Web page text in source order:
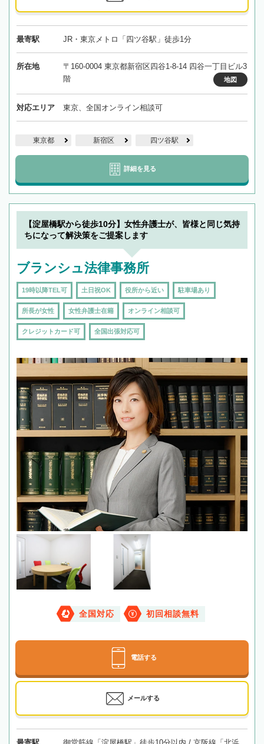
最寄駅 JR・東京メトロ「四ツ谷駅」徒歩1分
所在地
〒160-0004 東京都新宿区四谷1-8-14 四谷一丁目ビル3
階
地図
対応エリア 東京、全国オンライン相談可
東京都 新宿区 四ツ谷駅
詳細を見る
【淀屋橋駅から徒歩10分】女性弁護士が、皆様と同じ気持
ちになって解決策をご提案します
ブランシュ法律事務所
19時以降TEL可 土日祝OK 役所から近い 駐車場あり
所長が女性 女性弁護士在籍 オンライン相談可
クレジットカード可 全国出張対応可
全国対応 初回相談無料
電話する
メールする